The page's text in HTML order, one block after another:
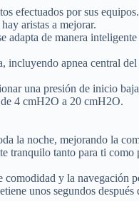
efectuados por sus
aristas a mejorar.
de manera
apnea central
una presión de inicio
4 cmH2O a 20 cmH2O.
la noche, mejorando la
tanto para ti
y la navegación
unos segundos